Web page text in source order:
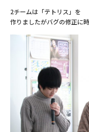
2チームは「テトリス」を
作りましたがバグの修正に